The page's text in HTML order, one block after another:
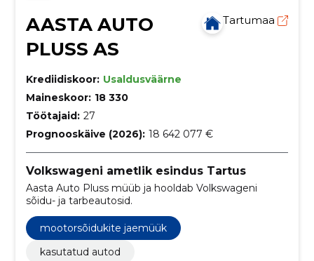
AASTA AUTO
PLUSS AS
Tartumaa
Krediidiskoor: Usaldusväärne
Maineskoor: 18 330
Töötajaid: 27
Prognooskäive (2026): 18 642 077 €
Volkswageni ametlik esindus Tartus
Aasta Auto Pluss müüb ja hooldab Volkswageni
sõidu- ja tarbeautosid.
mootorsõidukite jaemüük
kasutatud autod